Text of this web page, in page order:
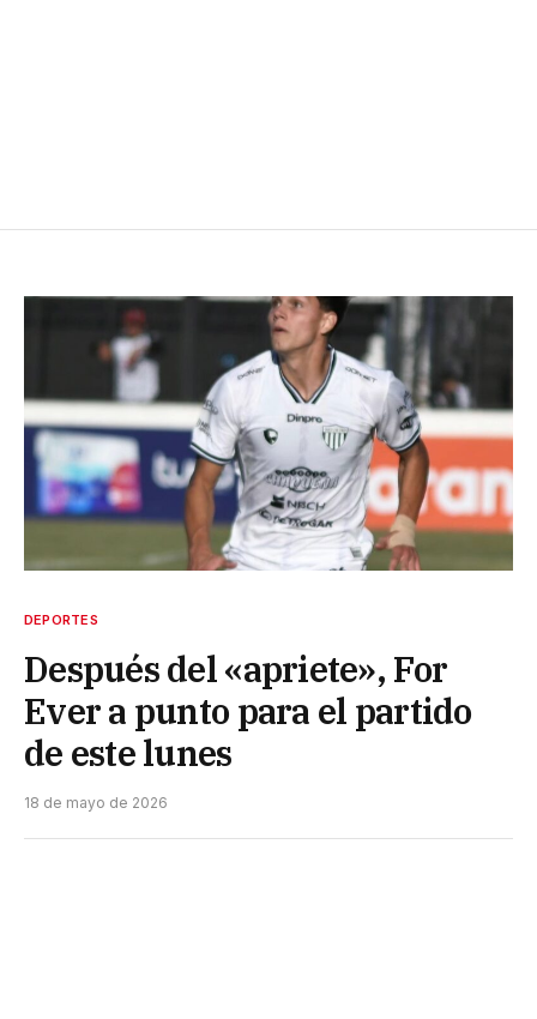
DEPORTES
Después del «apriete», For
Ever a punto para el partido
de este lunes
18 de mayo de 2026